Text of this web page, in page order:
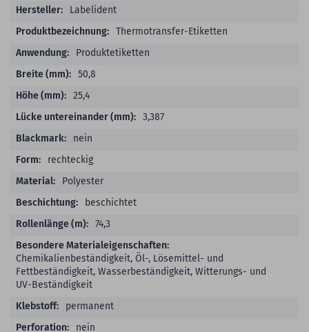
ProduktdetailsLabelident
Thermotransfer-Etiketten
Produktetiketten
50,8
25,4
3,387
nein
rechteckig
Polyester
beschichtet
74,3
Chemikalienbeständigkeit, Öl-, Lösemittel- und
Fettbeständigkeit, Wasserbeständigkeit, Witterungs- und
UV-Beständigkeit
permanent
nein